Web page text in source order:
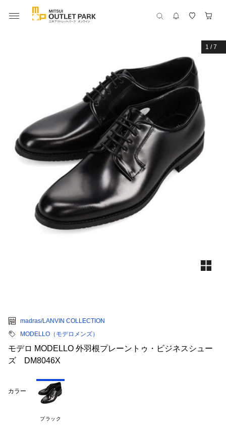
1 /7
madras/LANVIN COLLECTION
MODELLO（モデロメンズ）
モデロ MODELLO 外羽根プレーントゥ・ビジネスシュー
ズ DM8046X
カラー
ブラック